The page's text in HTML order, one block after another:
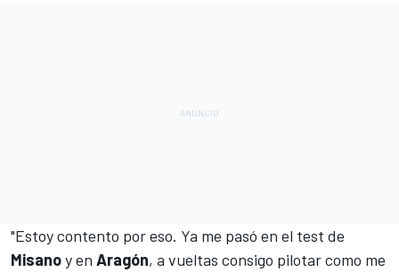
"Estoy contento por eso. Ya me pasó en el test de
Misanoy en Aragón, a vueltas consigo pilotar como me